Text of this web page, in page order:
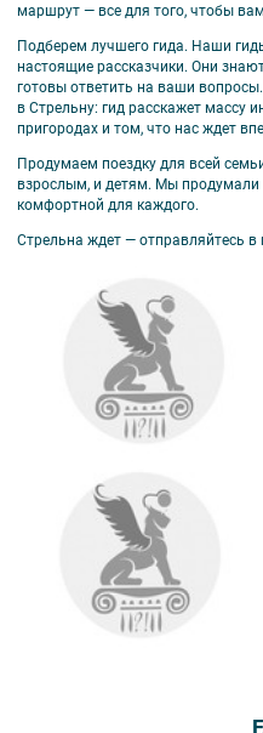
маршрут — все для того, чтобы
Подберем лучшего гида. Наши
настоящие рассказчики. Они
готовы ответить на ваши
в Стрельну: гид расскажет массу
пригородах и том, что нас ждет
Продумаем поездку для всей
взрослым, и детям. Мы продумали
комфортной для каждого.
Стрельна ждет — отправляйтесь в